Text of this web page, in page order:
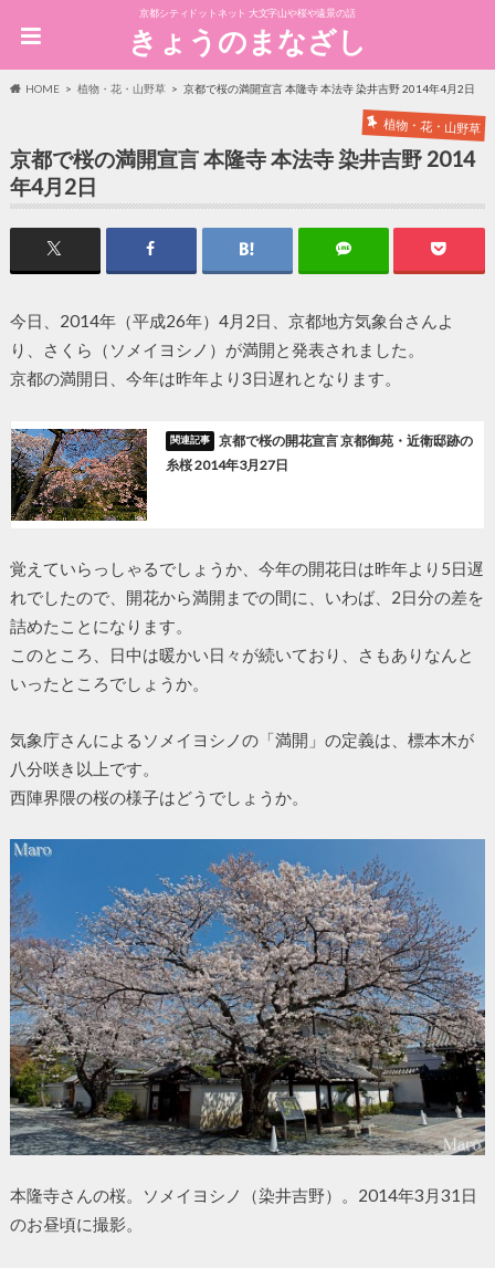
京都シティドットネット 大文字山や桜や遠景の話
きょうのまなざし
HOME 植物・花・山野草 京都で桜の満開宣言 本隆寺 本法寺 染井吉野 2014年4月2日
植物・花・山野草
京都で桜の満開宣言 本隆寺 本法寺 染井吉野 2014
年4月2日
今日、2014年（平成26年）4月2日、京都地方気象台さんよ
り、さくら（ソメイヨシノ）が満開と発表されました。
京都の満開日、今年は昨年より3日遅れとなります。
京都で桜の開花宣言 京都御苑・近衛邸跡の
糸桜 2014年3月27日
覚えていらっしゃるでしょうか、今年の開花日は昨年より5日遅
れでしたので、開花から満開までの間に、いわば、2日分の差を
詰めたことになります。
このところ、日中は暖かい日々が続いており、さもありなんと
いったところでしょうか。
気象庁さんによるソメイヨシノの「満開」の定義は、標本木が
八分咲き以上です。
西陣界隈の桜の様子はどうでしょうか。
本隆寺さんの桜。ソメイヨシノ（染井吉野）。2014年3月31日
のお昼頃に撮影。